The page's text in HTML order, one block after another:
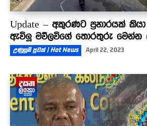
Update – අකුරණට ප්‍රහාරයක්
ඇවිලූ මව්ලවිගේ තොරතුරු මෙන්න
උණුසුම් පුවත් | Hot News April 22, 2023